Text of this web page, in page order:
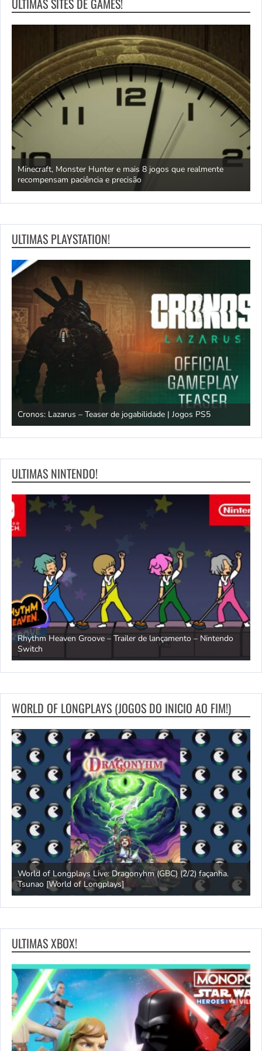
ULTIMAS SITES DE GAMES!
Minecraft, Monster Hunter e mais 8 jogos que realmente
recompensam paciência e precisão
ULTIMAS PLAYSTATION!
Cronos: Lazarus – Teaser de jogabilidade | Jogos PS5
ULTIMAS NINTENDO!
Rhythm Heaven Groove – Trailer de lançamento – Nintendo
Switch
WORLD OF LONGPLAYS (JOGOS DO INICIO AO FIM!)
World of Longplays Live: Dragonyhm (GBC) (2/2) façanha.
Tsunao [World of Longplays]
ULTIMAS XBOX!